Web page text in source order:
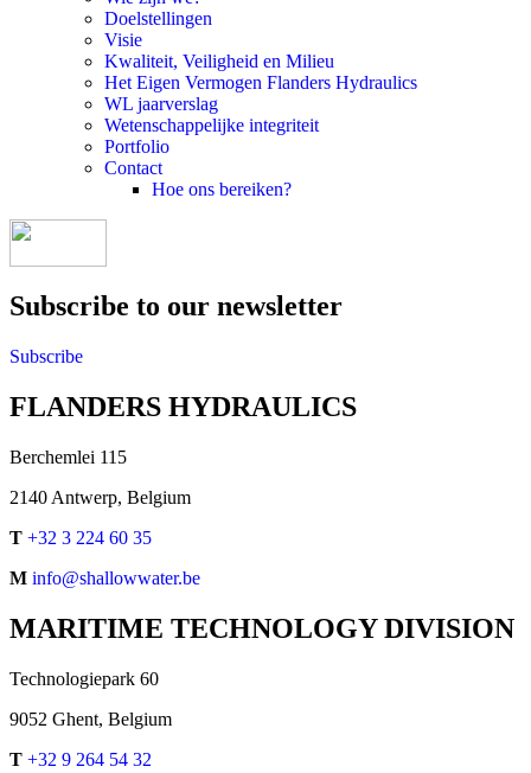
Doelstellingen
Visie
Kwaliteit, Veiligheid en Milieu
Het Eigen Vermogen Flanders Hydraulics
WL jaarverslag
Wetenschappelijke integriteit
Portfolio
Contact
Hoe ons bereiken?
Subscribe to our newsletter
Subscribe
FLANDERS HYDRAULICS
Berchemlei 115
2140 Antwerp, Belgium
T +32 3 224 60 35
M info@shallowwater.be
MARITIME TECHNOLOGY DIVISION
Technologiepark 60
9052 Ghent, Belgium
T +32 9 264 54 32